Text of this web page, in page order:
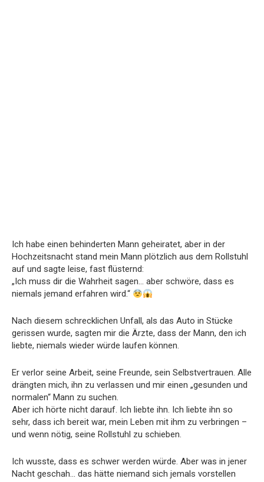
Ich habe einen behinderten Mann geheiratet, aber in der
Hochzeitsnacht stand mein Mann plötzlich aus dem Rollstuhl
auf und sagte leise, fast flüsternd:
„Ich muss dir die Wahrheit sagen… aber schwöre, dass es
niemals jemand erfahren wird.“
Nach diesem schrecklichen Unfall, als das Auto in Stücke
gerissen wurde, sagten mir die Ärzte, dass der Mann, den ich
liebte, niemals wieder würde laufen können.
Er verlor seine Arbeit, seine Freunde, sein Selbstvertrauen. Alle
drängten mich, ihn zu verlassen und mir einen „gesunden und
normalen“ Mann zu suchen.
Aber ich hörte nicht darauf. Ich liebte ihn. Ich liebte ihn so
sehr, dass ich bereit war, mein Leben mit ihm zu verbringen –
und wenn nötig, seine Rollstuhl zu schieben.
Ich wusste, dass es schwer werden würde. Aber was in jener
Nacht geschah… das hätte niemand sich jemals vorstellen